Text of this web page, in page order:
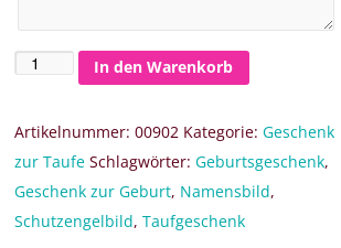
Bild
Taufe
für
einen
Jungen
In den Warenkorb
Artikelnummer: 00902 Kategorie: Geschenk
zur Taufe Schlagwörter: Geburtsgeschenk,
Geschenk zur Geburt, Namensbild,
Schutzengelbild, Taufgeschenk